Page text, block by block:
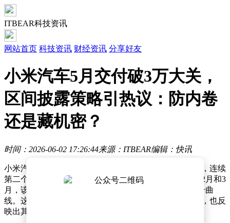
ITBEAR科技资讯
网站首页 科技资讯 财经资讯 分享好友
小米汽车5月交付破3万大关，
区间披露策略引热议：防内卷
还是藏机密？
时间：2026-06-02 17:26:44来源：ITBEAR编辑：快讯
小米汽车近日公布最新市场表现，5月交付量突破3万台，连续
第二个月站稳这一关键门槛，增速超出行业预期。此前2月和3
月，该品牌单月交付量均突破2万辆，呈现出稳健的爬升曲
线。这一数据不仅印证了市场对小米首款车型的接受度，也反
映出其供应链与产能调配能力的逐步成熟。